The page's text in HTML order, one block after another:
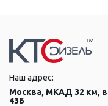
Наш адрес:
Москва, МКАД 32 км,
43Б